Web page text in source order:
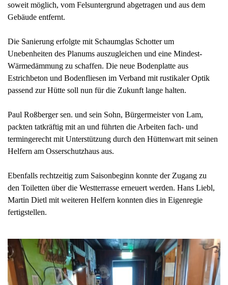
soweit möglich, vom Felsuntergrund abgetragen und aus dem
Gebäude entfernt.
Die Sanierung erfolgte mit Schaumglas Schotter um
Unebenheiten des Planums auszugleichen und eine Mindest-
Wärmedämmung zu schaffen. Die neue Bodenplatte aus
Estrichbeton und Bodenfliesen im Verband mit rustikaler Optik
passend zur Hütte soll nun für die Zukunft lange halten.
Paul Roßberger sen. und sein Sohn, Bürgermeister von Lam,
packten tatkräftig mit an und führten die Arbeiten fach- und
termingerecht mit Unterstützung durch den Hüttenwart mit seinen
Helfern am Osserschutzhaus aus.
Ebenfalls rechtzeitig zum Saisonbeginn konnte der Zugang zu
den Toiletten über die Westterrasse erneuert werden. Hans Liebl,
Martin Dietl mit weiteren Helfern konnten dies in Eigenregie
fertigstellen.